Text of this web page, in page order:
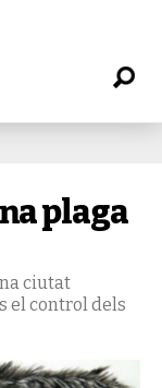
plaga
ciutat
el control dels